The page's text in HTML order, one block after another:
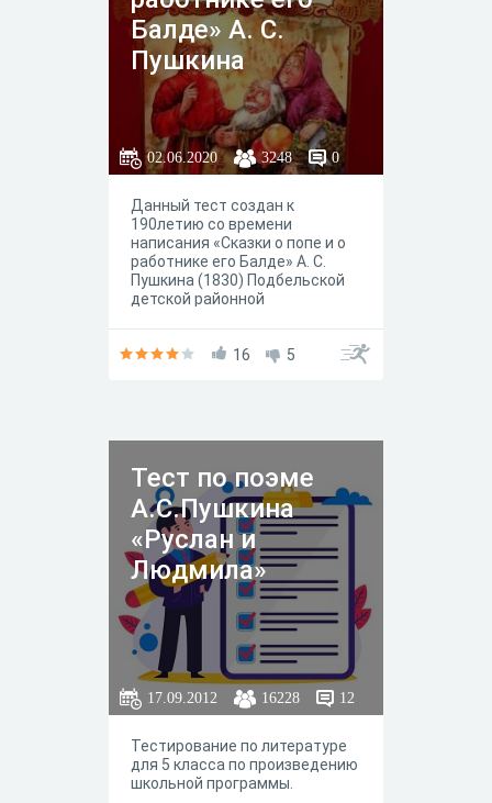
Балде» А. С.
Пушкина
02.06.2020 3248 0
Данный тест создан к
190летию со времени
написания «Сказки о попе и о
работнике его Балде» А. С.
Пушкина (1830) Подбельской
детской районной
культуры м. р. Похвистневский
16 5
Тест по поэме
А.С.Пушкина
«Руслан и
Людмила»
17.09.2012 16228 12
Тестирование по литературе
для 5 класса по произведению
школьной программы.